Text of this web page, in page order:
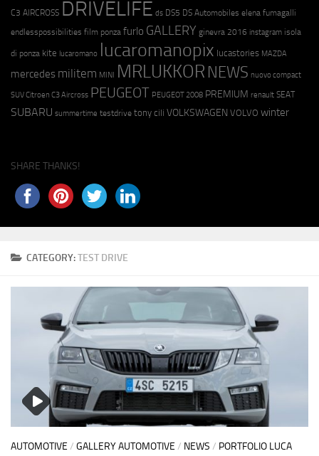
CATEGORY:TEST DRIVE
AUTOMOTIVE / GALLERY AUTOMOTIVE / NEWS / PORTFOLIO LUCA
C3 AIRCROSS DRIVELIFE ds DS5 DS Automobiles elena fumagalli
endlesspossibilities film ponza furlo GALLERY ginevra 2016 instagram isola
di ponza kite lucaromano lucaromanopix lucastories MAZDA
mercedes militem MINI MRLUKKOR NEWS nuovo compact
SUV Citroen C3 Aircross PEUGEOT PEUGEOT 2008 PREMIUM renault SEAT
SUBARU summertime testdrive tony cili VOLKSWAGEN VOLVO winter
SHARE THANKS!